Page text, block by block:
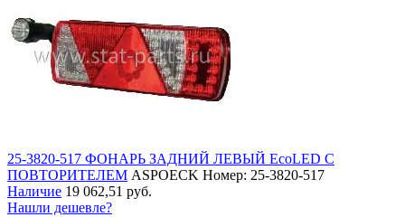
25-3820-517 ФОНАРЬ ЗАДНИЙ ЛЕВЫЙ EcoLED С
ПОВТОРИТЕЛЕМ ASPOECK Номер: 25-3820-517
Наличие 19 062,51 руб.
Нашли дешевле?